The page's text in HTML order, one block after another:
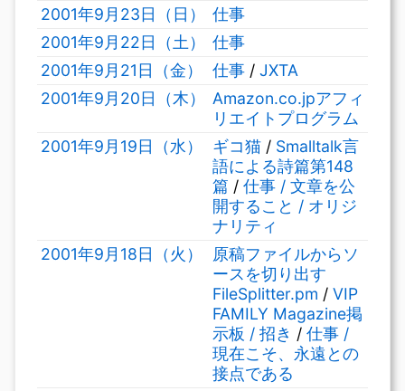
2001年9月23日（日）
仕事
2001年9月22日（土）
仕事
2001年9月21日（金）
仕事 / JXTA
2001年9月20日（木）
Amazon.co.jpアフィ
リエイトプログラム
2001年9月19日（水）
ギコ猫 / Smalltalk言
語による詩篇第148
篇 / 仕事 / 文章を公
開すること / オリジ
ナリティ
2001年9月18日（火）
原稿ファイルからソ
ースを切り出す
FileSplitter.pm / VIP
FAMILY Magazine掲
示板 / 招き / 仕事 /
現在こそ、永遠との
接点である